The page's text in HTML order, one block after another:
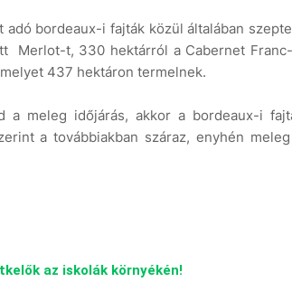
bordeaux-i fajták közül általában
Merlot-t, 330 hektárról a Cabernet
437 hektáron termelnek.
a meleg időjárás, akkor a bordeaux-i
a továbbiakban száraz, enyhén
az iskolák környékén!